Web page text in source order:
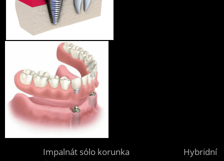
Impalnát sólo korunka Hybridní